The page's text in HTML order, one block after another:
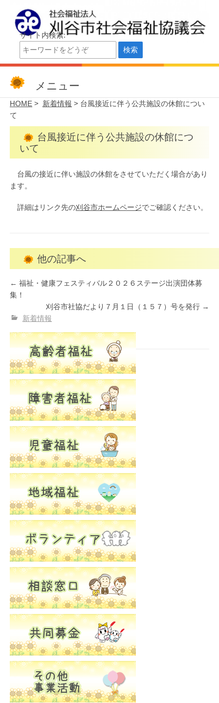
サイト内検索:
刈谷市社会福祉協議会
刈谷市社会福祉協議会公式サイト
メニュー
HOME > 新着情報 > 台風接近に伴う公共施設の休館につい
て
台風接近に伴う公共施設の休館につ
いて
台風の接近に伴い施設の休館をさせていただく場合があり
ます。
詳細はリンク先の刈谷市ホームページでご確認ください。
他の記事へ
← 福祉・健康フェスティバル２０２６ステージ出演団体募
集！
刈谷市社協だより７月１日（１５７）号を発行 →
新着情報